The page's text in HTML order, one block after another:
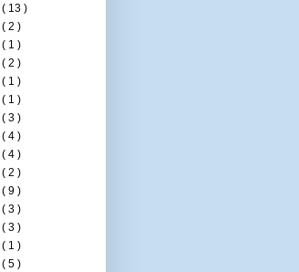
( 13 )
( 2 )
( 1 )
( 2 )
( 1 )
( 1 )
( 3 )
( 4 )
( 4 )
( 2 )
( 9 )
( 3 )
( 3 )
( 1 )
( 5 )